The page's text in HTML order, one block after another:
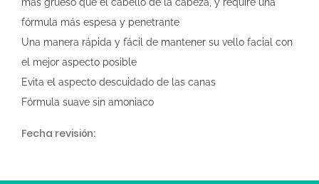
fórmula más espesa y penetrante
Una manera rápida y fácil de mantener su vello facial con
el mejor aspecto posible
Evita el aspecto descuidado de las canas
Fórmula suave sin amoniaco
Fecha revisión: